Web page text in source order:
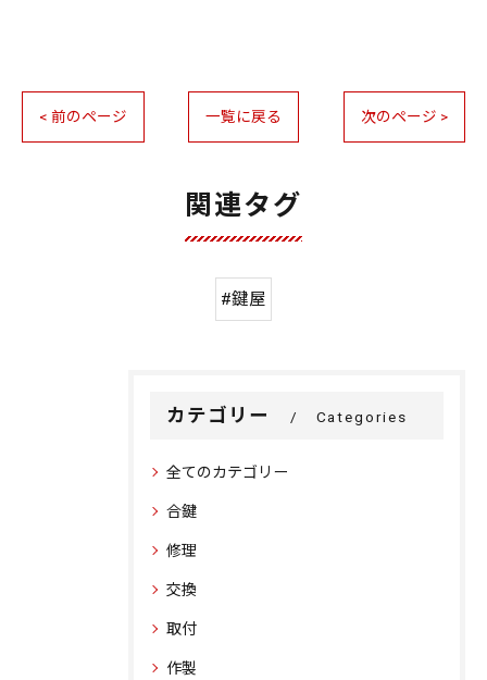
< 前のページ 一覧に戻る 次のページ >
関連タグ
#鍵屋
カテゴリー Categories
全てのカテゴリー
合鍵
修理
交換
取付
作製